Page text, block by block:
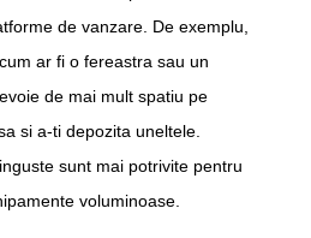
de vanzare. De exemplu,
ar fi o fereastra sau un
de mai mult spatiu pe
si a-ti depozita uneltele.
sunt mai potrivite pentru
voluminoase.